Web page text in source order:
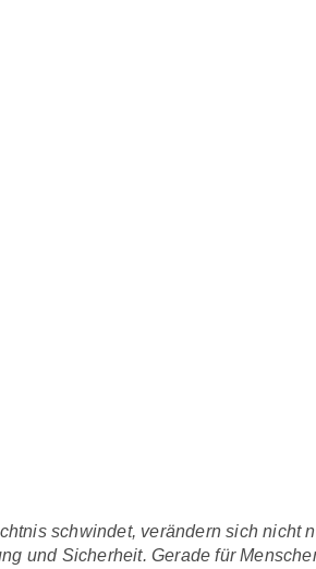
schwindet, verändern sich nicht
und Sicherheit. Gerade für